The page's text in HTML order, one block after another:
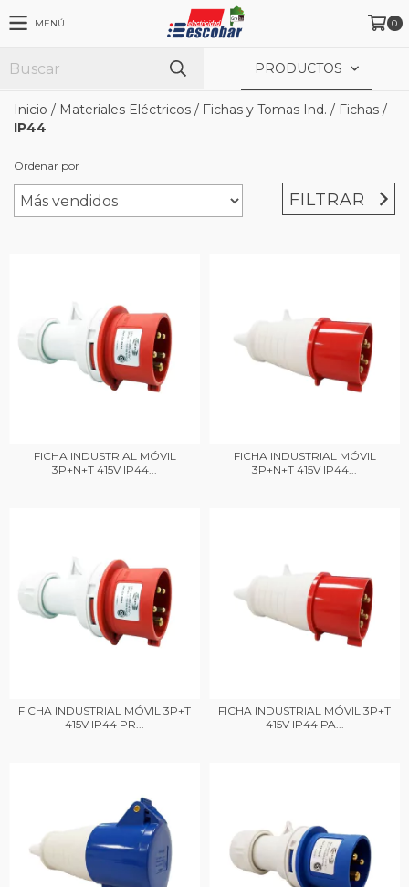
MENÚ 0
PRODUCTOS
Inicio / Materiales Eléctricos / Fichas y Tomas Ind. / Fichas /
IP44
Ordenar por
FILTRAR
FICHA INDUSTRIAL MÓVIL
3P+N+T 415V IP44...
FICHA INDUSTRIAL MÓVIL
3P+N+T 415V IP44...
FICHA INDUSTRIAL MÓVIL 3P+T
415V IP44 PR...
FICHA INDUSTRIAL MÓVIL 3P+T
415V IP44 PA...